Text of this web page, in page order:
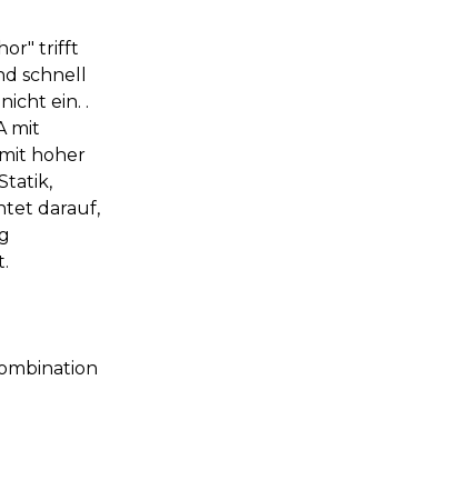
trifft
schnell
ein. .
mit
hoher
darauf,